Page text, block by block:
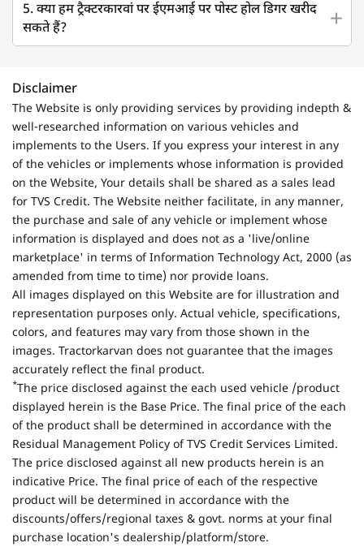
5. क्या हम ट्रैक्टरकारवां पर ईएमआई पर पोस्ट होल डिगर खरीद
सकते हैं?
Disclaimer
The Website is only providing services by providing indepth &
well-researched information on various vehicles and
implements to the Users. If you express your interest in any
of the vehicles or implements whose information is provided
on the Website, Your details shall be shared as a sales lead
for TVS Credit. The Website neither facilitate, in any manner,
the purchase and sale of any vehicle or implement whose
information is displayed and does not as a 'live/online
marketplace' in terms of Information Technology Act, 2000 (as
amended from time to time) nor provide loans.
All images displayed on this Website are for illustration and
representation purposes only. Actual vehicle, specifications,
colors, and features may vary from those shown in the
images. Tractorkarvan does not guarantee that the images
accurately reflect the final product.
*The price disclosed against the each used vehicle /product
displayed herein is the Base Price. The final price of the each
of the product shall be determined in accordance with the
Residual Management Policy of TVS Credit Services Limited.
The price disclosed against all new products herein is an
indicative Price. The final price of each of the respective
product will be determined in accordance with the
discounts/offers/regional taxes & govt. norms at your final
purchase location's dealership/platform/store.